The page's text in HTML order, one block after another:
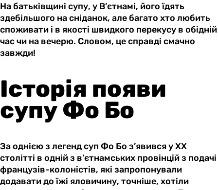
На батьківщині супу, у В’єтнамі, його їдять
здебільшого на сніданок, але багато хто любить
споживати і в якості швидкого перекусу в обідній
час чи на вечерю. Словом, це справді смачно
завжди!
Історія появи
супу Фо Бо
За однією з легенд суп Фо Бо з’явився у ХХ
столітті в одній з в’єтнамських провінцій з подачі
французів-колоністів, які запропонували
додавати до їжі яловичину, точніше, хотіли